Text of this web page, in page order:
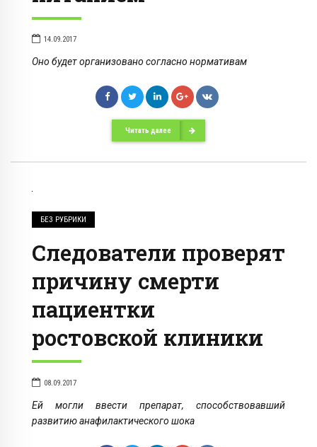
14.09.2017
Оно будет организовано согласно нормативам
Читать далее
БЕЗ РУБРИКИ
Следователи проверят
причину смерти
пациентки
ростовской клиники
08.09.2017
Ей могли ввести препарат, способствовавший
развитию анафилактического шока